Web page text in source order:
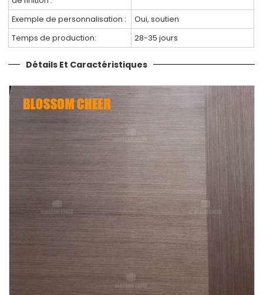
Exemple de personnalisation :
Oui, soutien
Temps de production:
28-35 jours
Détails Et Caractéristiques